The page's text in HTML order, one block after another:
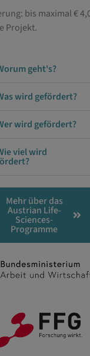
bis maximal €
Projekt.
geht's?
wird gefördert?
wird gefördert?
viel wird
Mehr über das
Austrian Life-
Sciences-
Programme